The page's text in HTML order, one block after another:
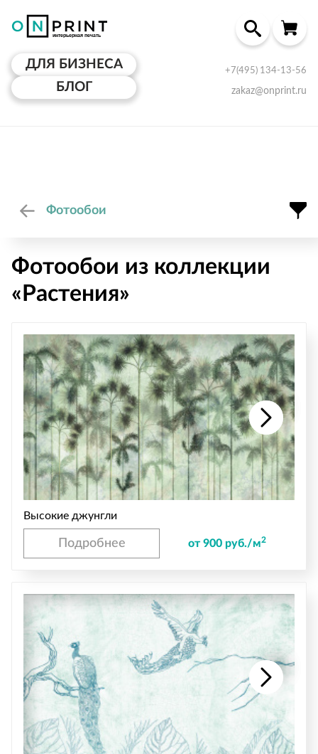
ДЛЯ БИЗНЕСА
БЛОГ
+7(495) 134-13-56
zakaz@onprint.ru
Фотообои
Фотообои из коллекции
«Растения»
Высокие джунгли
Подробнее от 900 руб./м2